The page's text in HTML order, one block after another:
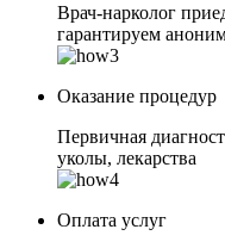
Врач-нарколог
гарантируем
Оказание процедур
Первичная
уколы, лекарства
Оплата услуг